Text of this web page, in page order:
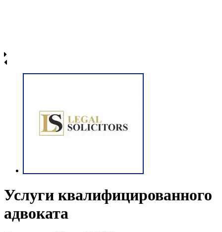
Услуги квалифицированного
адвоката